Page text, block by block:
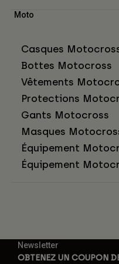
Moto
Casques
Bottes Motocross
Vêtements
Protections
Gants Motocross
Masques
Équipement
Équipement
Newsletter
OBTENEZ UN COUPON